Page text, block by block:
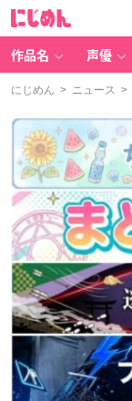
作品名 声優
にじめん > ニュース >